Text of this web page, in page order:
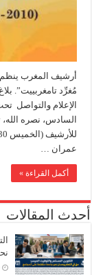
أرشيف المغرب ينظم
مُغرِّد تامغربييت”.
الإعلام والتواصل
السادس، نصره
عمران …
أكمل القراءة »
أحدث المقالات